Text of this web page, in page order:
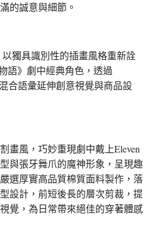
的誠意與細節。
以獨具識別性的插畫風格重新詮
語》劇中經典角色，透過
合語彙延伸創意視覺與商品設
畫風，巧妙重現劇中戴上Eleven
與張牙舞爪的魔神形象，呈現趣
選厚實高品質棉質面料製作，落
設計，前短後長的層次剪裁，提
覺，為日常帶來絕佳的穿著體感